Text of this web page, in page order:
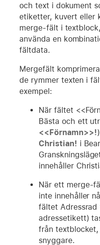
och text i dokument
etiketter, kuvert eller
merge-fält i
använda en
fältdata.
Mergefält
de rymmer texten i
exempel:
När fältet
Bästa och ett
<<Förnamn>>!
Christian! i
innehåller
När ett merge-
inte innehåller
fältet
adressetikett)
från
snyggare.